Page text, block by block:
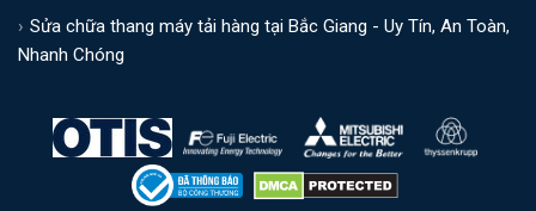
Sửa chữa thang máy tải hàng tại Bắc Giang - Uy Tín, An Toàn,
Nhanh Chóng